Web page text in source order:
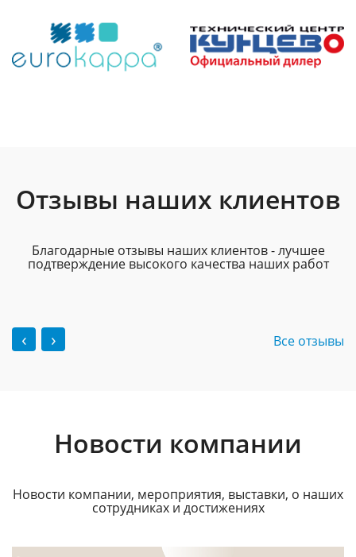
Отзывы наших клиентов
Благодарные отзывы наших клиентов - лучшее
подтверждение высокого качества наших работ
‹ › Все отзывы
Новости компании
Новости компании, мероприятия, выставки, о наших
сотрудниках и достижениях